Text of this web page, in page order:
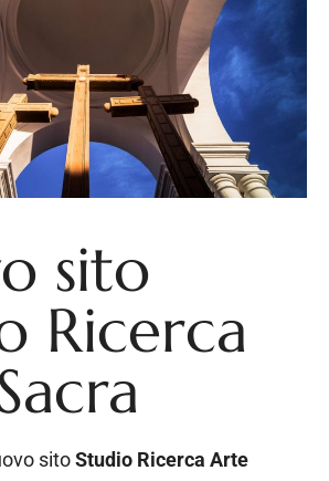
sito
Ricerca
sitoStudio Ricerca Arte